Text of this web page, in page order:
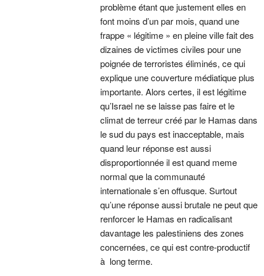
problème étant que justement elles en
font moins d’un par mois, quand une
frappe « légitime » en pleine ville fait des
dizaines de victimes civiles pour une
poignée de terroristes éliminés, ce qui
explique une couverture médiatique plus
importante. Alors certes, il est légitime
qu’Israel ne se laisse pas faire et le
climat de terreur créé par le Hamas dans
le sud du pays est inacceptable, mais
quand leur réponse est aussi
disproportionnée il est quand meme
normal que la communauté
internationale s’en offusque. Surtout
qu’une réponse aussi brutale ne peut que
renforcer le Hamas en radicalisant
davantage les palestiniens des zones
concernées, ce qui est contre-productif
à long terme.